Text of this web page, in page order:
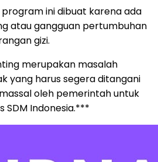
ini dibuat karena ada
atau gangguan pertumbuhan
gizi.
merupakan masalah
yang harus segera ditangani
oleh pemerintah untuk
SDM Indonesia.***